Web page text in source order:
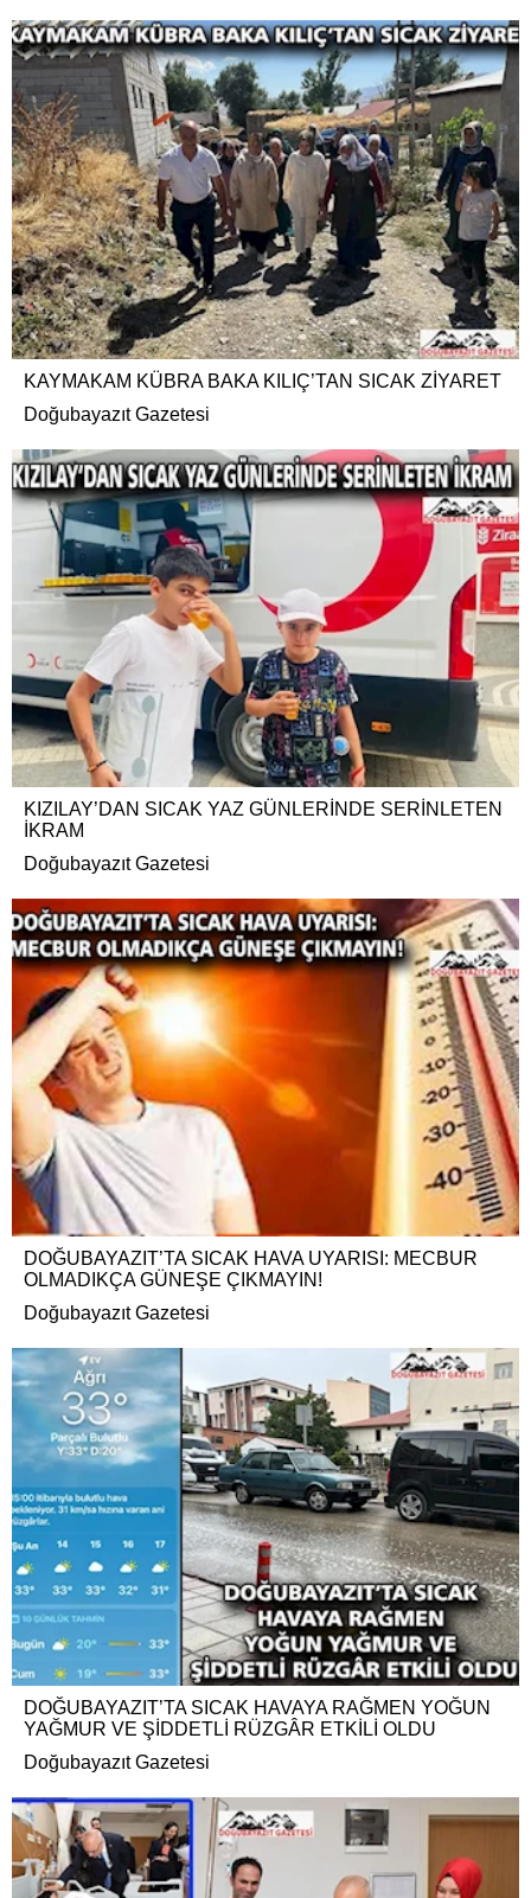
KAYMAKAM KÜBRA BAKA KILIÇ’TAN SICAK ZİYARET
Doğubayazıt Gazetesi
KIZILAY’DAN SICAK YAZ GÜNLERİNDE SERİNLETEN
İKRAM
Doğubayazıt Gazetesi
DOĞUBAYAZIT’TA SICAK HAVA UYARISI: MECBUR
OLMADIKÇA GÜNEŞE ÇIKMAYIN!
Doğubayazıt Gazetesi
DOĞUBAYAZIT’TA SICAK HAVAYA RAĞMEN YOĞUN
YAĞMUR VE ŞİDDETLİ RÜZGÂR ETKİLİ OLDU
Doğubayazıt Gazetesi